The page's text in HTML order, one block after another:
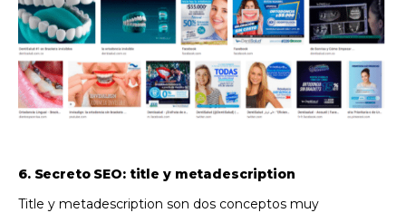
6. Secreto SEO: title y metadescription
Title y metadescription son dos conceptos muy